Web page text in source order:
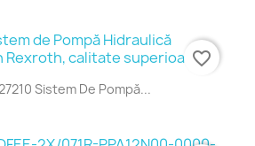
Sistem De Pompă...
favorite_border